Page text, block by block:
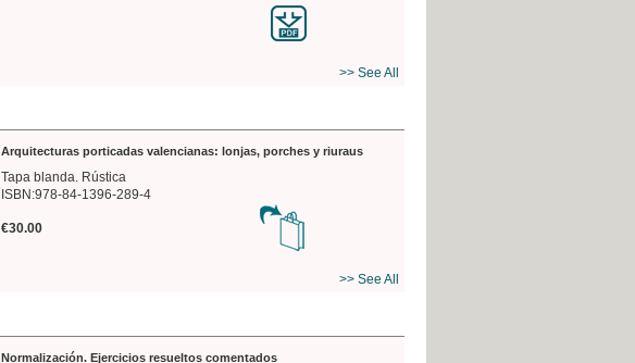
>> See All
Arquitecturas porticadas valencianas: lonjas, porches y riuraus
Tapa blanda. Rústica
ISBN:978-84-1396-289-4
€30.00
>> See All
Normalización. Ejercicios resueltos comentados